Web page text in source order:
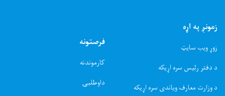
زمونږ په اړه
زوړ ویب سایټ
د دفتر رئیس سره اړیکه
د وزارت معارف ویاندی سره اړیکه
فرصتونه
کارموندنه
داوطلبۍ